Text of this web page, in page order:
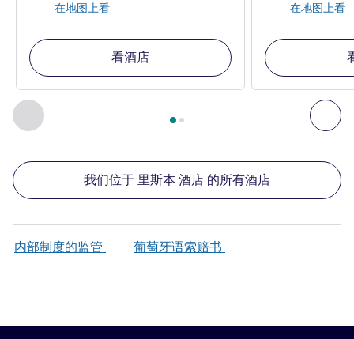
上一个 - 我们在附近的其他酒店 下
第 1页，共 , 我们在附近的其他酒店 1 :, 我们在附近的
在地图上看
看酒店
在地图上看
我们位于 里斯本 酒店 的所有酒店
内部制度的监管 葡萄牙语索赔书